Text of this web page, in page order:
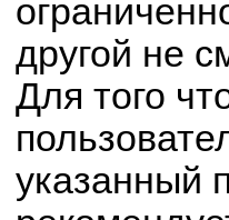
другой не
Для того
указанный